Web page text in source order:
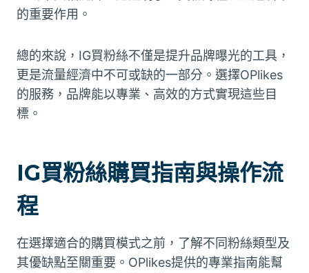
的重要作用。
總的來說，IG買粉絲不僅是提升品牌曝光的工具，
更是流量經濟中不可或缺的一部分。選擇OPlikes
的服務，品牌能以專業、高效的方式實現這些目
標。
IG買粉絲購買指南與操作流
程
在選擇適合的購買模式之前，了解不同粉絲類型及
其優缺點至關重要。OPlikes提供的專業指南能幫